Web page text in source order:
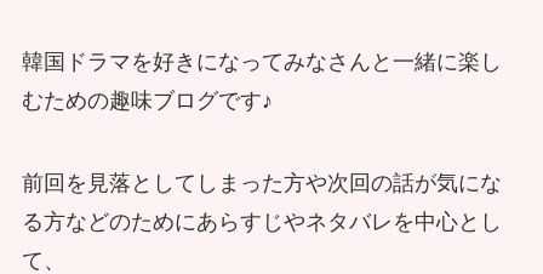
韓国ドラマを好きになってみなさんと一緒に楽し
むための趣味ブログです♪
前回を見落としてしまった方や次回の話が気にな
る方などのためにあらすじやネタバレを中心とし
て、